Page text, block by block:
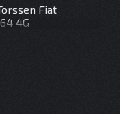
Fiat
4G